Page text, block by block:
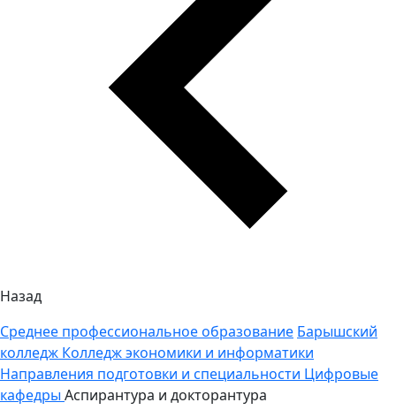
Назад
Среднее профессиональное образование Барышский
колледж Колледж экономики и информатики
Направления подготовки и специальности Цифровые
кафедры Аспирантура и докторантура